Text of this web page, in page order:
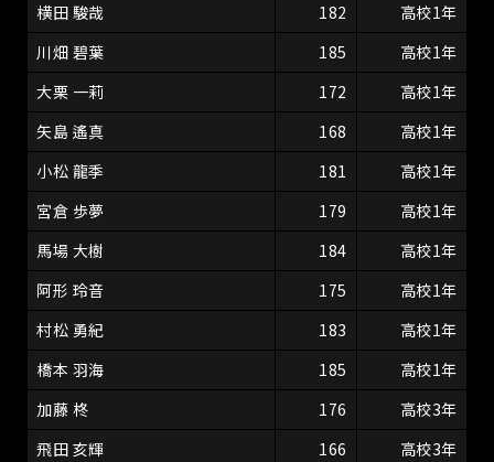
横田 駿哉
182
高校1年
川畑 碧葉
185
高校1年
大栗 一莉
172
高校1年
矢島 遙真
168
高校1年
小松 龍季
181
高校1年
宮倉 歩夢
179
高校1年
馬場 大樹
184
高校1年
阿形 玲音
175
高校1年
村松 勇紀
183
高校1年
橋本 羽海
185
高校1年
加藤 柊
176
高校3年
飛田 亥輝
166
高校3年